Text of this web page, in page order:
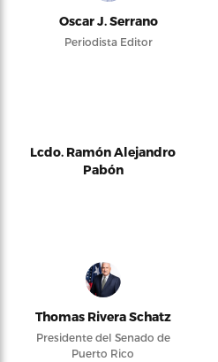
Oscar J. Serrano
Periodista Editor
Lcdo. Ramón Alejandro
Pabón
Thomas Rivera Schatz
Presidente del Senado de
Puerto Rico